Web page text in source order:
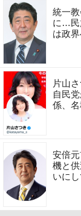
統一
に…民
は政
片山
自民
係、
安倍
機と
いに